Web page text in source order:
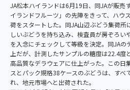
JA松本ハイランドは6月19日、同JAが販売
イランドフルーツ」の先陣をきって、ハウ
荷をスタートした。同JA山辺ぶどう集荷所
しいぶどうを持ち込み、検査員が房ぞろ
を入念にチェックして等級を決定。同JA
上だが、計測したサンプルの糖度は22.4度
高品質なデラウェアに仕上がった。この日
スとパック規格38ケースのぶどうは、すべ
れ、地元市場へと出荷された。